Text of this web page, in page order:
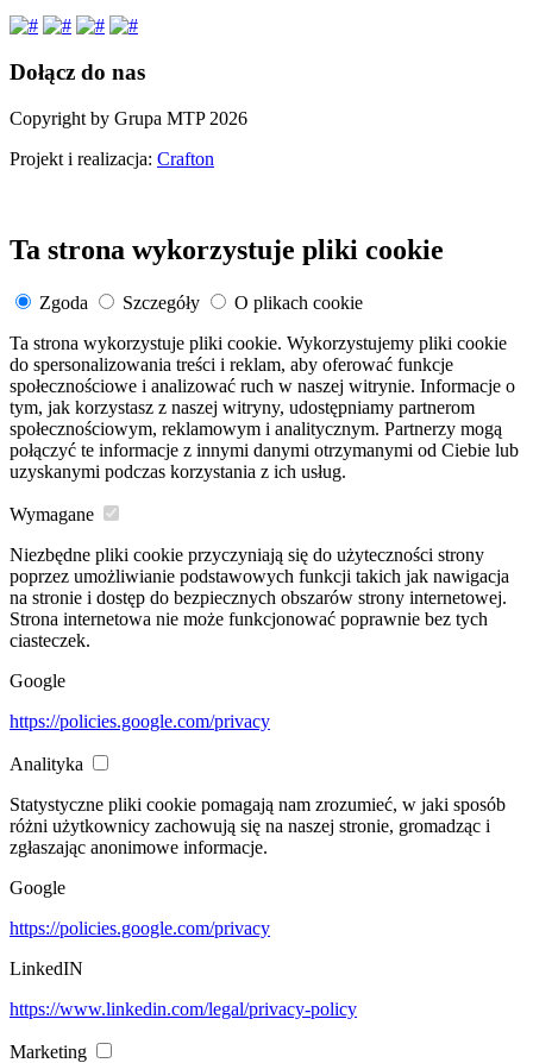
Dołącz do nas
Copyright by Grupa MTP 2026
Projekt i realizacja: Crafton
Ta strona wykorzystuje pliki cookie
Zgoda Szczegóły
O plikach cookie
Ta strona wykorzystuje pliki cookie. Wykorzystujemy pliki cookie
do spersonalizowania treści i reklam, aby oferować funkcje
społecznościowe i analizować ruch w naszej witrynie. Informacje o
tym, jak korzystasz z naszej witryny, udostępniamy partnerom
społecznościowym, reklamowym i analitycznym. Partnerzy mogą
połączyć te informacje z innymi danymi otrzymanymi od Ciebie lub
uzyskanymi podczas korzystania z ich usług.
Wymagane
Niezbędne pliki cookie przyczyniają się do użyteczności strony
poprzez umożliwianie podstawowych funkcji takich jak nawigacja
na stronie i dostęp do bezpiecznych obszarów strony internetowej.
Strona internetowa nie może funkcjonować poprawnie bez tych
ciasteczek.
Google
https://policies.google.com/privacy
Analityka
Statystyczne pliki cookie pomagają nam zrozumieć, w jaki sposób
różni użytkownicy zachowują się na naszej stronie, gromadząc i
zgłaszając anonimowe informacje.
Google
https://policies.google.com/privacy
LinkedIN
https://www.linkedin.com/legal/privacy-policy
Marketing